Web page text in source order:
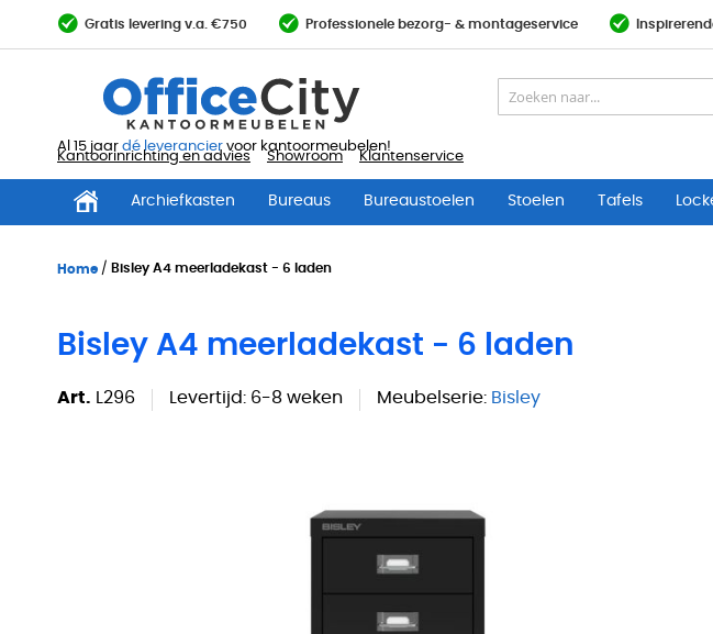
Gratis levering v.a. €750 Professionele bezorg- & montageservice
Al 15 jaar dé leverancier voor kantoormeubelen!
Kantoorinrichting en advies Showroom Klantenservice
Archiefkasten Bureaus Bureaustoelen Stoelen Tafels
Home Bisley A4 meerladekast - 6 laden
Bisley A4 meerladekast - 6 laden
Art. L296 Levertijd: 6-8 weken Meubelserie: Bisley